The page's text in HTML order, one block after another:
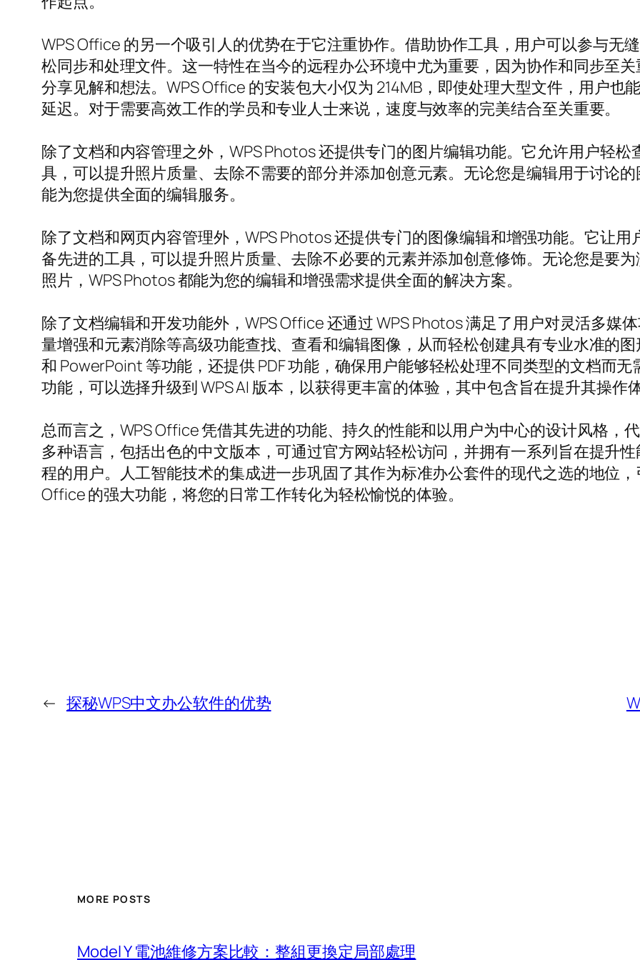
WPS Office 的另一个吸引人的优势在于它注重协作。借助协作工具，用户可以参与无
松同步和处理文件。这一特性在当今的远程办公环境中尤为重要，因为协作和同步至
分享见解和想法。WPS Office 的安装包大小仅为 214MB，即使处理大型文件，用户也
延迟。对于需要高效工作的学员和专业人士来说，速度与效率的完美结合至关重要。
除了文档和内容管理之外，WPS Photos 还提供专门的图片编辑功能。它允许用户轻
具，可以提升照片质量、去除不需要的部分并添加创意元素。无论您是编辑用于讨论
能为您提供全面的编辑服务。
除了文档和网页内容管理外，WPS Photos 还提供专门的图像编辑和增强功能。它让
备先进的工具，可以提升照片质量、去除不必要的元素并添加创意修饰。无论您是要
照片，WPS Photos 都能为您的编辑和增强需求提供全面的解决方案。
除了文档编辑和开发功能外，WPS Office 还通过 WPS Photos 满足了用户对灵活多媒
量增强和元素消除等高级功能查找、查看和编辑图像，从而轻松创建具有专业水准的
和 PowerPoint 等功能，还提供 PDF 功能，确保用户能够轻松处理不同类型的文档而
功能，可以选择升级到 WPS AI 版本，以获得更丰富的体验，其中包含旨在提升其操作
总而言之，WPS Office 凭借其先进的功能、持久的性能和以用户为中心的设计风格，
多种语言，包括出色的中文版本，可通过官方网站轻松访问，并拥有一系列旨在提升
程的用户。人工智能技术的集成进一步巩固了其作为标准办公套件的现代之选的地位
Office 的强大功能，将您的日常工作转化为轻松愉悦的体验。
← 探秘WPS中文办公软件的优势
MORE POSTS
Model Y 電池維修方案比較：整組更換定局部處理